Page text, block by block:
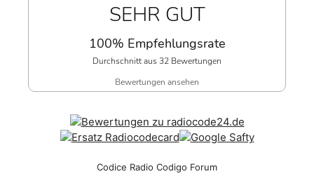
SEHR GUT
100% Empfehlungsrate
Durchschnitt aus 32 Bewertungen
Bewertungen ansehen
Codice Radio Codigo Forum